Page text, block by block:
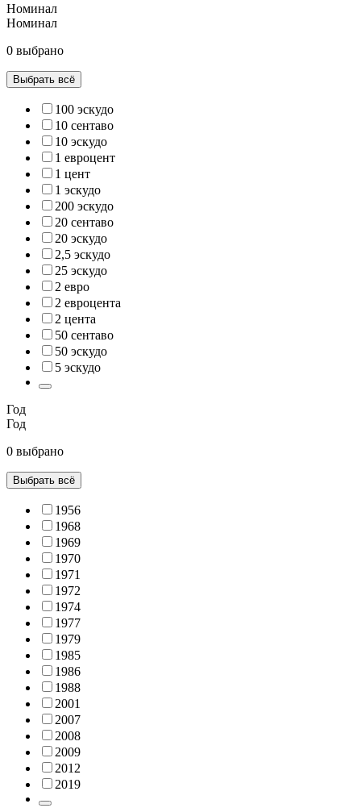
Номинал
Номинал
0 выбрано
Выбрать всё
100 эскудо
10 сентаво
10 эскудо
1 евроцент
1 цент
1 эскудо
200 эскудо
20 сентаво
20 эскудо
2,5 эскудо
25 эскудо
2 евро
2 евроцента
2 цента
50 сентаво
50 эскудо
5 эскудо
Год
Год
0 выбрано
Выбрать всё
1956
1968
1969
1970
1971
1972
1974
1977
1979
1985
1986
1988
2001
2007
2008
2009
2012
2019